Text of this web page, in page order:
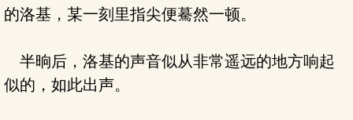
的洛基，某一刻里指尖便驀然一顿。
半晌后，洛基的声音似从非常遥远的地方响起
似的，如此出声。